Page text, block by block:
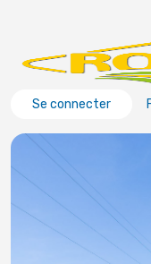
Se connecter